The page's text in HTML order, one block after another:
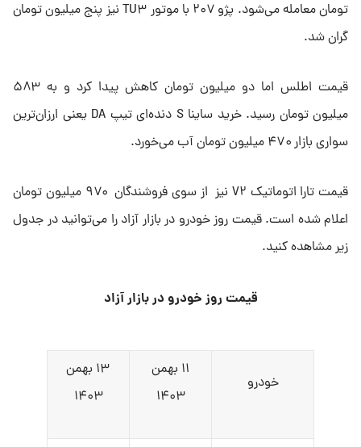
تومان معامله می‌شود. پژو ۲۰۷ با موتور TU۳ نیز پنج میلیون تومان
گران شد.
قیمت اطلس اما دو میلیون تومان کاهش پیدا کرد و به ۵۸۳
میلیون تومان رسید. خرید ساینا S دنده‌ای تیپ DA یعنی ارزان‌ترین
سواری بازار ۴۷۰ میلیون تومان آب می‌خورد.
قیمت تارا اتوماتیک V۲ نیز از سوی فروشندگان ۹۷۰ میلیون تومان
اعلام شده است. قیمت روز خودرو در بازار آزاد را می‌توانید در جدول
زیر مشاهده کنید.
قیمت روز خودرو در بازار آزاد
خودرو
۱۱ بهمن
۱۴۰۳
۱۳ بهمن
۱۴۰۳